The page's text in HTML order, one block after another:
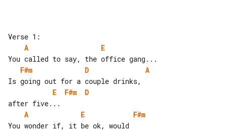
A
E
F#m
D
A
E
F#m
D
A
E
F#m